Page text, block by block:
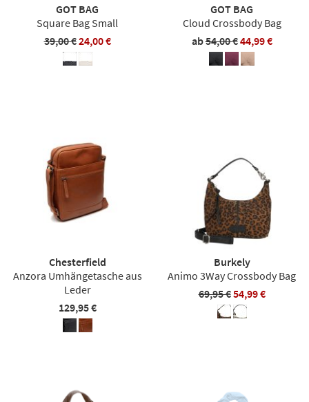
GOT BAG
Square Bag Small
39,00 €24,00 €
GOT BAG
Cloud Crossbody Bag
ab54,00 €44,99 €
Chesterfield
Anzora Umhängetasche aus
Leder
129,95 €
Burkely
Animo 3Way Crossbody Bag
69,95 €54,99 €